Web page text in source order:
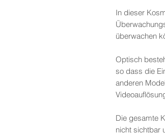
In dieser
überwachen
Optisch
so dass die
anderen
Die gesamte
nicht sichtbar